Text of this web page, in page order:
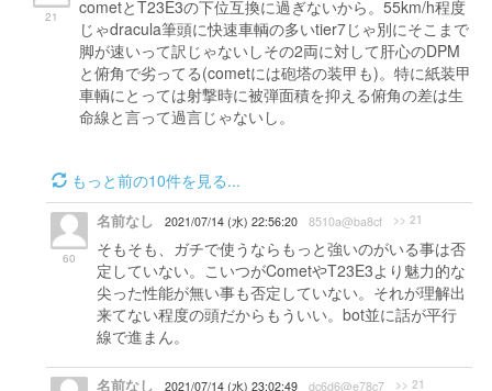
21
cometとT23E3の下位互換に過ぎないから。55km/h程度
じゃdracula筆頭に快速車輌の多いtier7じゃ別にそこまで
脚が速いって訳じゃないしその2両に対して肝心のDPM
と俯角で劣ってる(cometには砲塔の装甲も)。特に紙装甲
車輌にとっては射撃時に被弾面積を抑える俯角の差は生
命線と言って過言じゃないし。
もっと前の10件を見る...
60
名前なし 2021/07/14 (水) 22:56:20 8510a@ba8cf >> 21
そもそも、ガチで使うならもっと強いのがいる事は否
定していない。こいつがCometやT23E3より魅力的な
尖った性能が無い事も否定していない。それが理解出
来てない程度の頭だからもういい。bot並に話が平行
線で進まん。
名前なし 2021/07/14 (水) 23:02:49 dc6d6@e78c7 >> 21